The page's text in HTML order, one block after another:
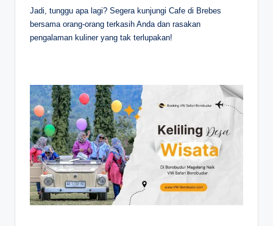
Jadi, tunggu apa lagi? Segera kunjungi Cafe di Brebes
bersama orang-orang terkasih Anda dan rasakan
pengalaman kuliner yang tak terlupakan!